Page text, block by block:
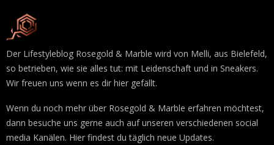
Der Lifestyleblog Rosegold & Marble wird von Melli, aus Bielefeld,
so betrieben, wie sie alles tut: mit Leidenschaft und in Sneakers.
Wir freuen uns wenn es dir hier gefällt.
Wenn du noch mehr über Rosegold & Marble erfahren möchtest,
dann besuche uns gerne auch auf unseren verschiedenen social
media Kanälen. Hier findest du täglich neue Updates.